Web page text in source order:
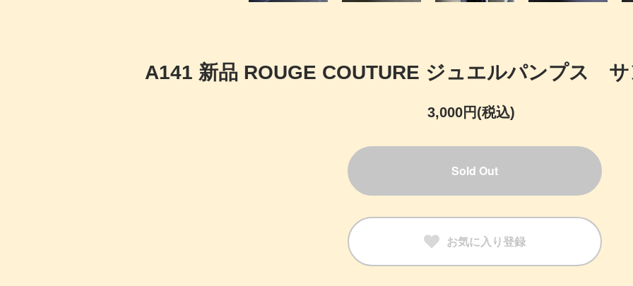
A141 新品 ROUGE COUTURE ジュエルパンプス
3,000円(税込)
Sold Out
お気に入り登録